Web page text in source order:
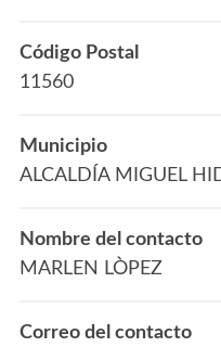
Código Postal
11560
Municipio
ALCALDÍA MIGUEL
Nombre del contacto
MARLEN LÒPEZ
Correo del contacto